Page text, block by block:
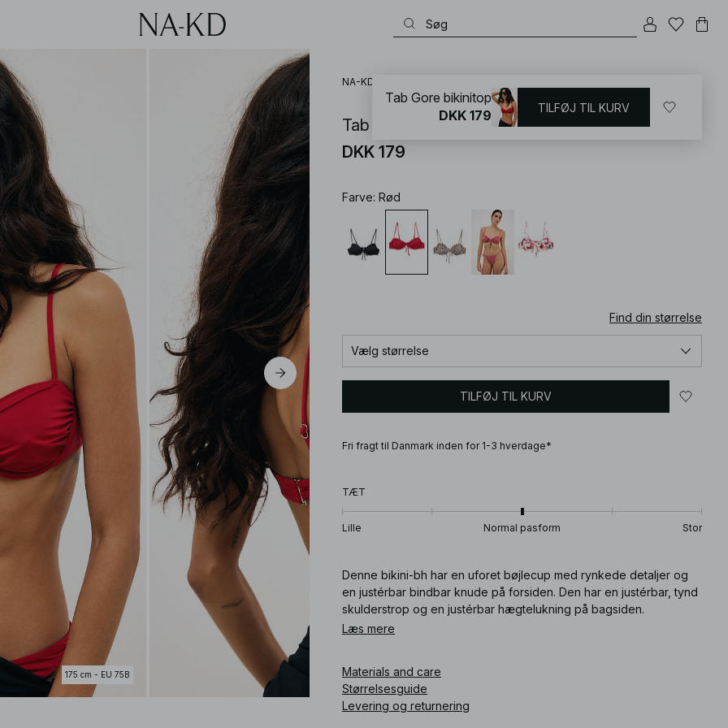
175 cm - EU 75B
NA-KD
Tab Gore bikinitop
DKK 179
Farve: Rød
Find din størrelse
Vælg størrelse
TILFØJ TIL KURV
Fri fragt til Danmark inden for 1-3 hverdage*
TÆT
Lille Normal pasform Stor
Denne bikini-bh har en uforet bøjlecup med rynkede detaljer og
en justérbar bindbar knude på forsiden. Den har en justérbar, tynd
skulderstrop og en justérbar hægtelukning på bagsiden.
Læs mere
Materials and care
Størrelsesguide
Levering og returnering
Tab Gore bikinitop
DKK 179
TILFØJ TIL KURV